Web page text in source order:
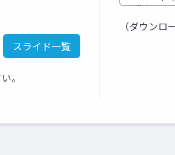
スライド一覧
。
（ダウンロ